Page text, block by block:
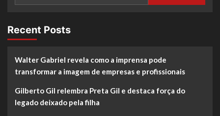
Recent Posts
Walter Gabriel revela como a imprensa pode
transformar a imagem de empresas e profissionais
Gilberto Gil relembra Preta Gil e destaca força do
legado deixado pela filha